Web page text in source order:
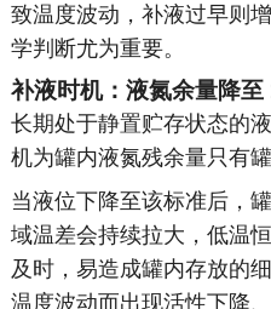
致温度波动，补液过早则
学判断尤为重要。
补液时机：液氮余量降至
长期处于静置贮存状态的
机为罐内液氮残余量只有
当液位下降至该标准后，
域温差会持续拉大，低温
及时，易造成罐内存放的
温度波动而出现活性下降